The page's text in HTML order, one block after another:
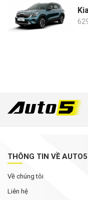
THÔNG TIN VỀ AUTO5
Về chúng tôi
Liên hệ